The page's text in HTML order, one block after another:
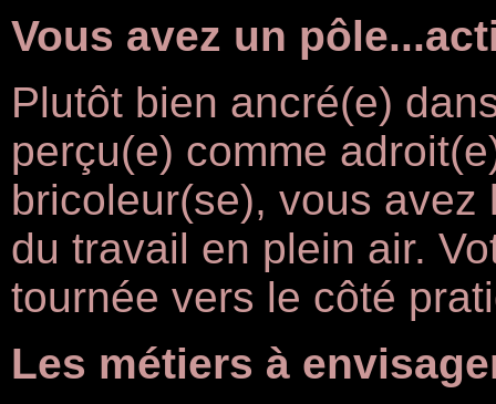
Vous avez un
Plutôt bien ancré(e)
perçu(e) comme
bricoleur(se), vous
du travail en plein air.
tournée vers le côté
Les métiers à